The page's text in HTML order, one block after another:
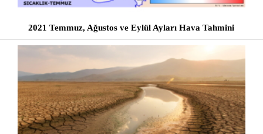
2021 Temmuz, Ağustos ve Eylül Ayları Hava Tahmini